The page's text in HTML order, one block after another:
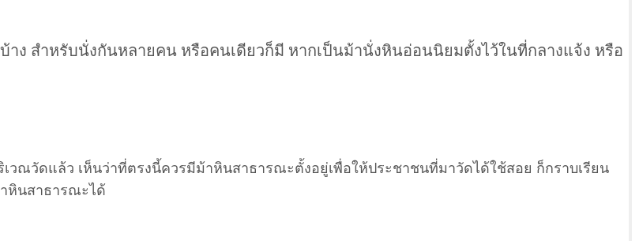
สำหรับนั่งกันหลายคน หรือคนเดียวก็มี หากเป็นม้านั่งหินอ่อนนิยมตั้งไว้ในที่กลางแจ้ง หรือ
วณวัดแล้ว เห็นว่าที่ตรงนี้ควรมีม้าหินสาธารณะตั้งอยู่เพื่อให้ประชาชนที่มาวัดได้ใช้สอย ก็กราบเรียน
หินสาธารณะได้